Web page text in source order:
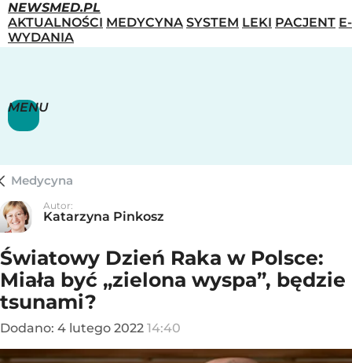
NEWSMED.PL
AKTUALNOŚCI MEDYCYNA SYSTEM LEKI PACJENT E-
WYDANIA
MENU
Medycyna
Autor:
Katarzyna Pinkosz
Światowy Dzień Raka w Polsce:
Miała być „zielona wyspa”, będzie
tsunami?
Dodano: 4 lutego 2022 14:40